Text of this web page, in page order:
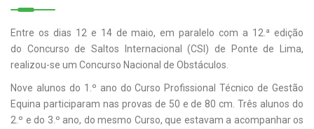
Entre os dias 12 e 14 de maio, em paralelo com a 12.ª edição
do Concurso de Saltos Internacional (CSI) de Ponte de Lima,
realizou-se um Concurso Nacional de Obstáculos.
Nove alunos do 1.º ano do Curso Profissional Técnico de Gestão
Equina participaram nas provas de 50 e de 80 cm. Três alunos do
2.º e do 3.º ano, do mesmo Curso, que estavam a acompanhar os